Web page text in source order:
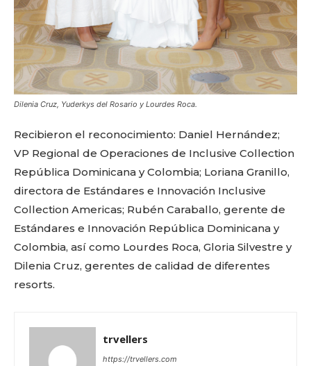
Don't miss
out!
Dilenia Cruz, Yuderkys del Rosario y Lourdes Roca.
Recibieron el reconocimiento: Daniel Hernández;
VP Regional de Operaciones de Inclusive Collection
República Dominicana y Colombia; Loriana Granillo,
directora de Estándares e Innovación Inclusive
Collection Americas; Rubén Caraballo, gerente de
Estándares e Innovación República Dominicana y
Colombia, así como Lourdes Roca, Gloria Silvestre y
Dilenia Cruz, gerentes de calidad de diferentes
resorts.
trvellers
https://trvellers.com